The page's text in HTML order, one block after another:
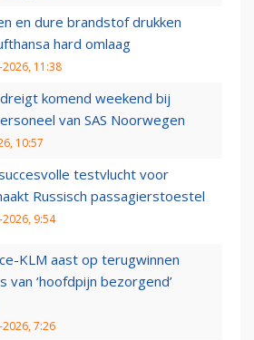
en dure brandstof drukken
hard omlaag
2026, 11:38
komend weekend bij
van SAS Noorwegen
10:57
testvlucht voor
Russisch passagierstoestel
2026, 9:54
KLM aast op terugwinnen
van ‘hoofdpijn bezorgend’
2026, 7:26